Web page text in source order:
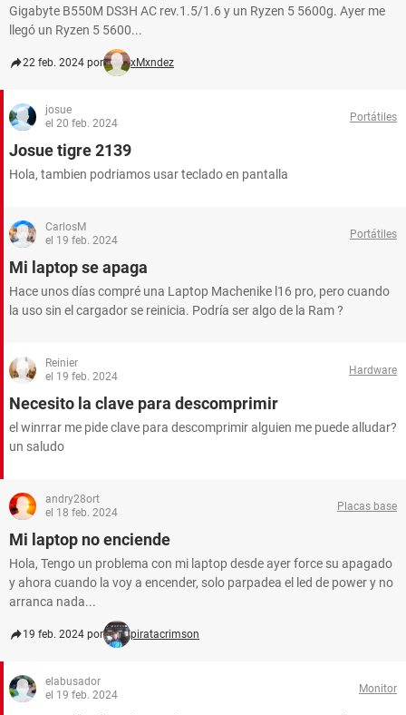
Gigabyte B550M DS3H AC rev.1.5/1.6 y un Ryzen 5 5600g. Ayer me
llegó un Ryzen 5 5600...
22 feb. 2024 por xMxndez
josue
el 20 feb. 2024
Portátiles
Josue tigre 2139
Hola, tambien podriamos usar teclado en pantalla
CarlosM
el 19 feb. 2024
Portátiles
Mi laptop se apaga
Hace unos días compré una Laptop Machenike l16 pro, pero cuando
la uso sin el cargador se reinicia. Podría ser algo de la Ram ?
Reinier
el 19 feb. 2024
Hardware
Necesito la clave para descomprimir
el winrrar me pide clave para descomprimir alguien me puede alludar?
un saludo
andry28ort
el 18 feb. 2024
Placas base
Mi laptop no enciende
Hola, Tengo un problema con mi laptop desde ayer force su apagado
y ahora cuando la voy a encender, solo parpadea el led de power y no
arranca nada...
19 feb. 2024 por piratacrimson
elabusador
el 19 feb. 2024
Monitor